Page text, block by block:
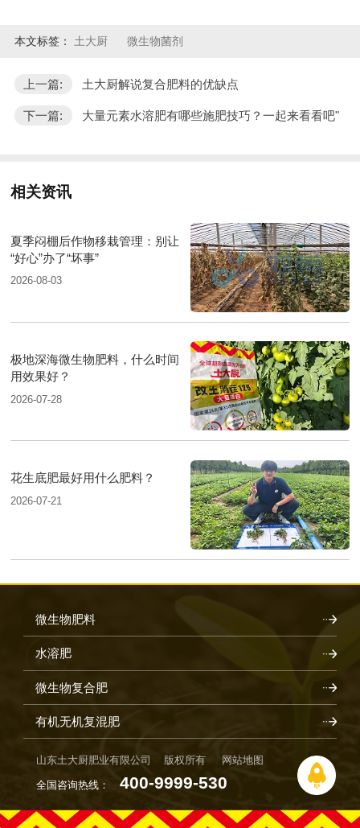
本文标签： 土大厨 微生物菌剂
上一篇: 土大厨解说复合肥料的优缺点
下一篇: 大量元素水溶肥有哪些施肥技巧？一起来看看吧"
相关资讯
夏季闷棚后作物移栽管理：别让
“好心”办了“坏事”
2026-08-03
极地深海微生物肥料，什么时间
用效果好？
2026-07-28
花生底肥最好用什么肥料？
2026-07-21
微生物肥料
水溶肥
微生物复合肥
有机无机复混肥
山东土大厨肥业有限公司 版权所有 网站地图
全国咨询热线： 400-9999-530